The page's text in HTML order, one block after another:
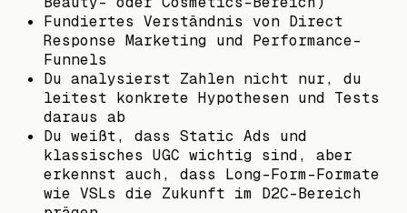
Fundiertes Verständnis von Direct
Response Marketing und Performance-
Funnels
Du analysierst Zahlen nicht nur, du
leitest konkrete Hypothesen und Tests
daraus ab
Du weißt, dass Static Ads und
klassisches UGC wichtig sind, aber
erkennst auch, dass Long-Form-Formate
wie VSLs die Zukunft im D2C-Bereich